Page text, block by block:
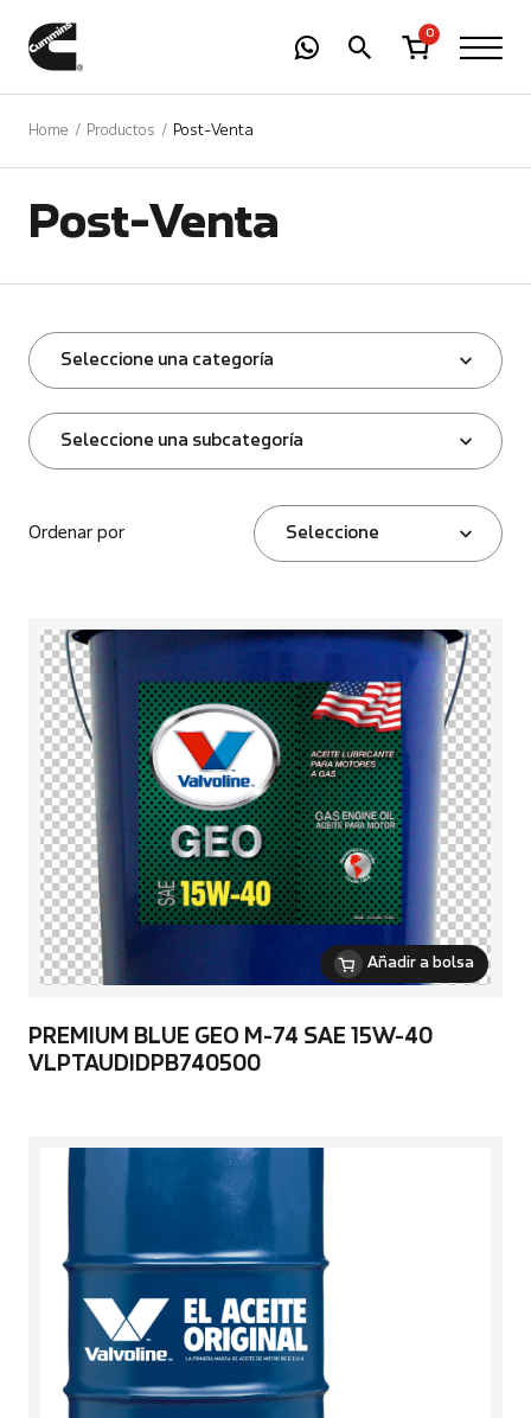
0
Home Productos Post-Venta
Post-Venta
Seleccione una categoría
Seleccione una subcategoría
Ordenar por Seleccione
Añadir a bolsa
PREMIUM BLUE GEO M-74 SAE 15W-40
VLPTAUDIDPB740500